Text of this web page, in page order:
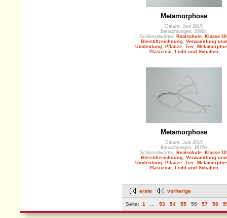
Metamorphose
Datum: Juni 2015
Betrachtungen: 20904
Schlüsselwörter: Realschule, Klasse 10
Bleistiftzeichnung
Verwandlung und
Umdeutung
Pflanze, Tier,
Plastizität, Licht und Schatten
Metamorphose
Datum: Juni 2015
Betrachtungen: 19750
Schlüsselwörter: Realschule, Klasse 10
Bleistiftzeichnung
Verwandlung und
Umdeutung
Pflanze, Tier,
Plastizität, Licht und Schatten
erste vorherige
Seite: 1 53 54 55 56 57 58